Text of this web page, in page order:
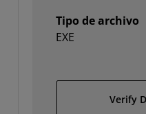
Tipo de archivo
EXE
Verify